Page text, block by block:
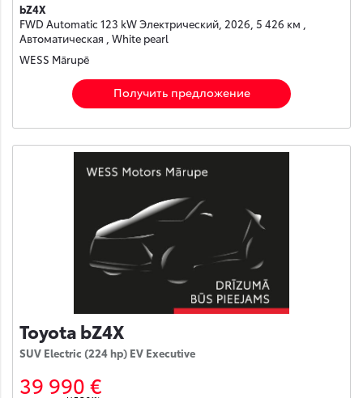
bZ4X
FWD Automatic 123 kW Электрический, 2026, 5 426 км ,
Автоматическая , White pearl
WESS Mārupē
Получить предложение
Toyota bZ4X
SUV Electric (224 hp) EV Executive
39 990 €